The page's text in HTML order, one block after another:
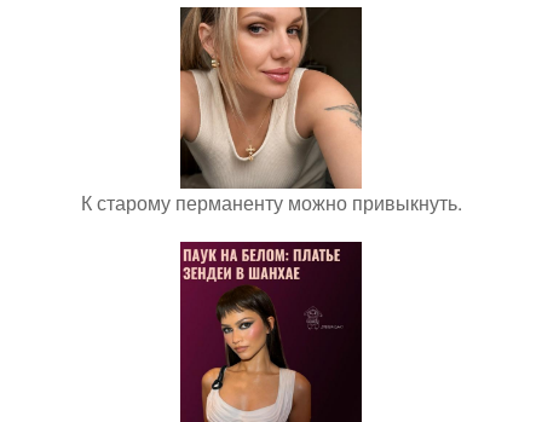
К старому перманенту можно привыкнуть.